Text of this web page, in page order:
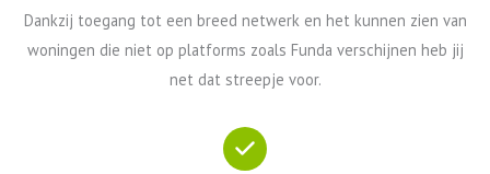
Dankzij toegang tot een breed netwerk en het kunnen zien van
woningen die niet op platforms zoals Funda verschijnen heb jij
net dat streepje voor.